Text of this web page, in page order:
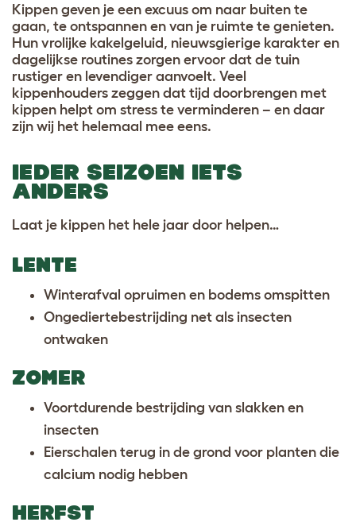
Kippen geven je een excuus om naar buiten te
gaan, te ontspannen en van je ruimte te genieten.
Hun vrolijke kakelgeluid, nieuwsgierige karakter en
dagelijkse routines zorgen ervoor dat de tuin
rustiger en levendiger aanvoelt. Veel
kippenhouders zeggen dat tijd doorbrengen met
kippen helpt om stress te verminderen – en daar
zijn wij het helemaal mee eens.
IEDER SEIZOEN IETS
ANDERS
Laat je kippen het hele jaar door helpen…
LENTE
Winterafval opruimen en bodems omspitten
Ongediertebestrijding net als insecten
ontwaken
ZOMER
Voortdurende bestrijding van slakken en
insecten
Eierschalen terug in de grond voor planten die
calcium nodig hebben
HERFST